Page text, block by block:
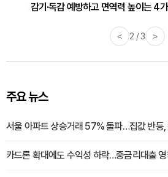
감기·독감 예방하고 면역력 높이는 4
< 3 / 3 >
주요 뉴스
서울 아파트 상승거래 57% 돌파…집값 반등,
카드론 확대에도 수익성 하락…중금리대출